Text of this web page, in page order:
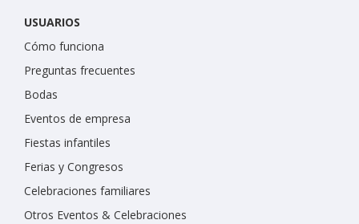
USUARIOS
Cómo funciona
Preguntas frecuentes
Bodas
Eventos de empresa
Fiestas infantiles
Ferias y Congresos
Celebraciones familiares
Otros Eventos & Celebraciones